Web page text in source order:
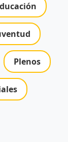
Plenos